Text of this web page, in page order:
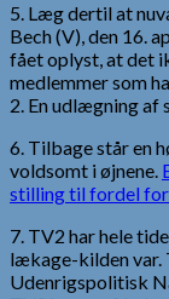
5. Læg dertil at
Bech (V), den 16.
fået oplyst, at det
medlemmer som
2. En udlægning af
6. Tilbage står en
voldsomt i øjnene.
stilling til fordel for
7. TV2 har hele
lækage-kilden var.
Udenrigspolitisk